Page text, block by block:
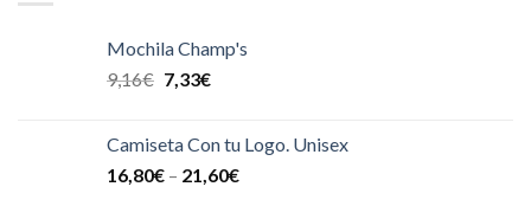
Mochila Champ's
9,16€ 7,33€
Camiseta Con tu Logo. Unisex
16,80€ – 21,60€